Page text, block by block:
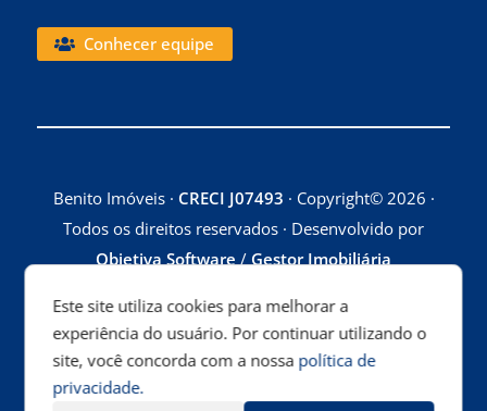
Conhecer equipe
Benito Imóveis · CRECI J07493 · Copyright© 2026 ·
Todos os direitos reservados · Desenvolvido por
Objetiva Software/Gestor Imobiliária
Este site utiliza cookies para melhorar a
experiência do usuário. Por continuar utilizando o
site, você concorda com a nossa política de
privacidade.